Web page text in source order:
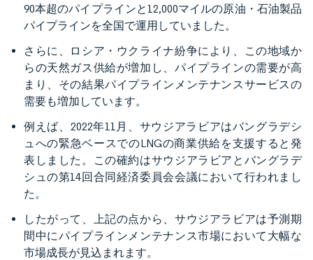
90本超のパイプラインと12,000マイルの原油・石油製品
パイプラインを全国で運用していました。
さらに、ロシア・ウクライナ紛争により、この地域か
らの天然ガス供給が増加し、パイプラインの需要が高
まり、その結果パイプラインメンテナンスサービスの
需要も増加しています。
例えば、2022年11月、サウジアラビアはバングラデシ
ュへの緊急ベースでのLNGの商業供給を支援すると発
表しました。この確約はサウジアラビアとバングラデ
シュの第14回合同経済委員会会議において行われまし
た。
したがって、上記の点から、サウジアラビアは予測期
間中にパイプラインメンテナンス市場において大幅な
市場成長が見込まれます。